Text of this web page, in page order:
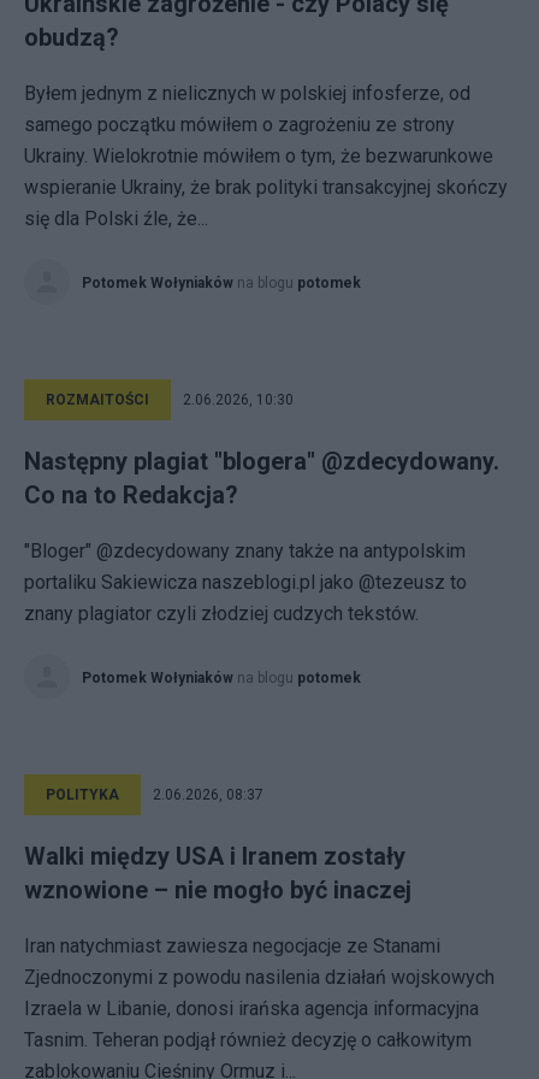
obudzą?
Byłem jednym z nielicznych w polskiej infosferze, od
samego początku mówiłem o zagrożeniu ze strony
Ukrainy. Wielokrotnie mówiłem o tym, że bezwarunkowe
wspieranie Ukrainy, że brak polityki transakcyjnej skończy
się dla Polski źle, że...
Potomek Wołyniaków na blogu potomek
ROZMAITOŚCI 2.06.2026, 10:30
Następny plagiat "blogera" @zdecydowany.
Co na to Redakcja?
"Bloger" @zdecydowany znany także na antypolskim
portaliku Sakiewicza naszeblogi.pl jako @tezeusz to
znany plagiator czyli złodziej cudzych tekstów.
Potomek Wołyniaków na blogu potomek
POLITYKA 2.06.2026, 08:37
Walki między USA i Iranem zostały
wznowione – nie mogło być inaczej
Iran natychmiast zawiesza negocjacje ze Stanami
Zjednoczonymi z powodu nasilenia działań wojskowych
Izraela w Libanie, donosi irańska agencja informacyjna
Tasnim. Teheran podjął również decyzję o całkowitym
zablokowaniu Cieśniny Ormuz i...